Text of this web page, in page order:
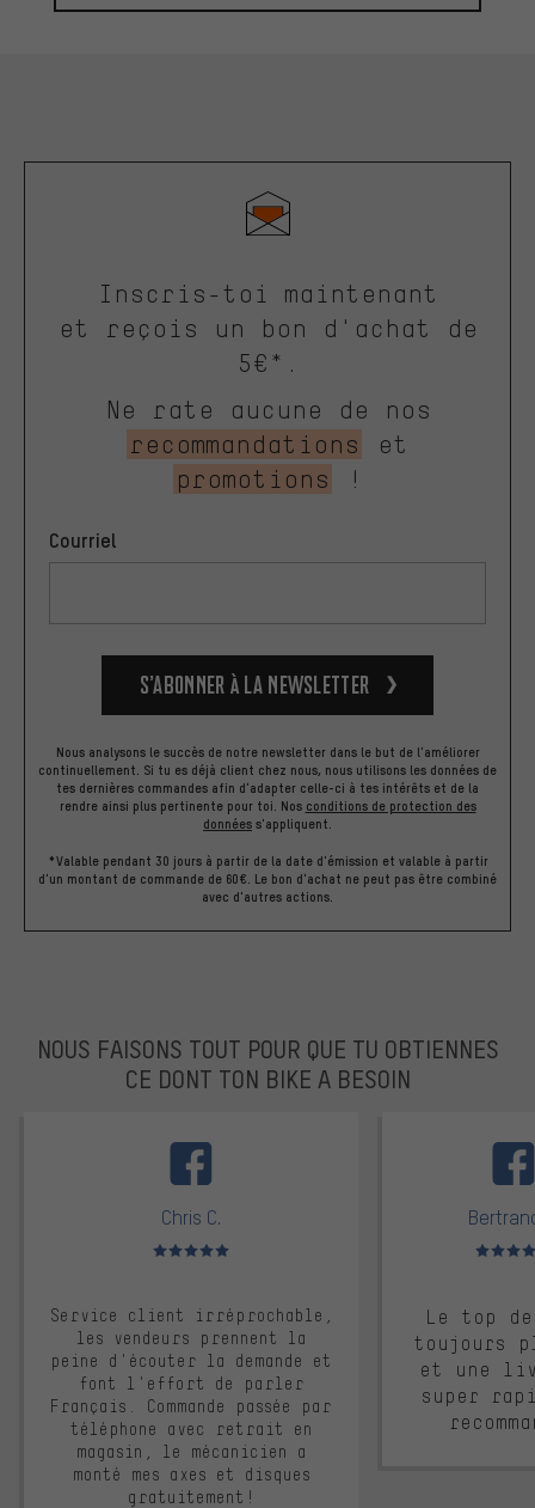
Inscris-toi maintenant
et reçois un bon d'achat de
5€*.
Ne rate aucune de nos
recommandations
et
promotions
!
Courriel
S’abonner à la newsletter
Nous analysons le succès de notre newsletter dans le but de l'améliorer
continuellement. Si tu es déjà client chez nous, nous utilisons les données de
tes dernières commandes afin d'adapter celle-ci à tes intérêts et de la
rendre ainsi plus pertinente pour toi. Nos conditions de protection des
données s'appliquent.
*Valable pendant 30 jours à partir de la date d'émission et valable à partir
d'un montant de commande de 60€. Le bon d'achat ne peut pas être combiné
avec d'autres actions.
NOUS FAISONS TOUT POUR QUE TU OBTIENNES
CE DONT TON BIKE A BESOIN
Chris C.
Note moyenne : 5 sur 5
Service client irréprochable,
les vendeurs prennent la
peine d'écouter la demande et
font l'effort de parler
Français. Commande passée par
téléphone avec retrait en
magasin, le mécanicien a
monté mes axes et disques
gratuitement!
Note
Le top
toujours
et une
super